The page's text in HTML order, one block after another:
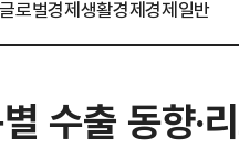
글로벌경제생활경제경제일반
수출 동향·